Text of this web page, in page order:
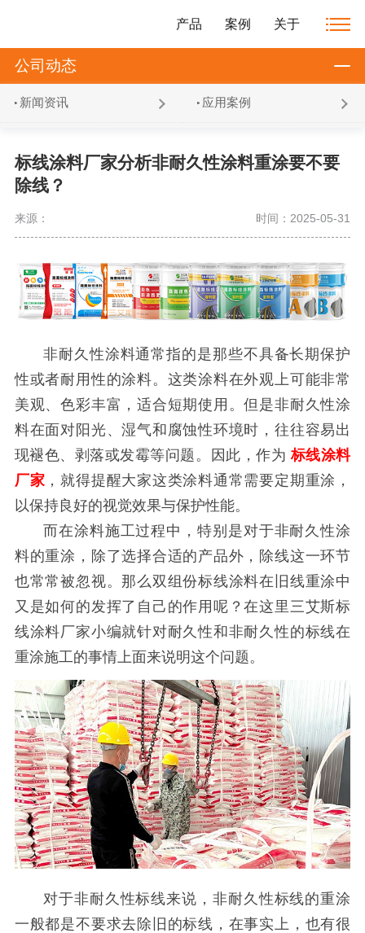
产品 案例 关于
公司动态
新闻资讯 应用案例
标线涂料厂家分析非耐久性涂料重涂要不要
除线？
来源： 时间：2025-05-31
非耐久性涂料通常指的是那些不具备长期保护
性或者耐用性的涂料。这类涂料在外观上可能非常
美观、色彩丰富，适合短期使用。但是非耐久性涂
料在面对阳光、湿气和腐蚀性环境时，往往容易出
现褪色、剥落或发霉等问题。因此，作为标线涂料
厂家 ，就得提醒大家这类涂料通常需要定期重涂，
以保持良好的视觉效果与保护性能。
而在涂料施工过程中，特别是对于非耐久性涂
料的重涂，除了选择合适的产品外，除线这一环节
也常常被忽视。那么双组份标线涂料在旧线重涂中
又是如何的发挥了自己的作用呢？在这里三艾斯标
线涂料厂家小编就针对耐久性和非耐久性的标线在
重涂施工的事情上面来说明这个问题。
对于非耐久性标线来说，非耐久性标线的重涂
一般都是不要求去除旧的标线，在事实上，也有很